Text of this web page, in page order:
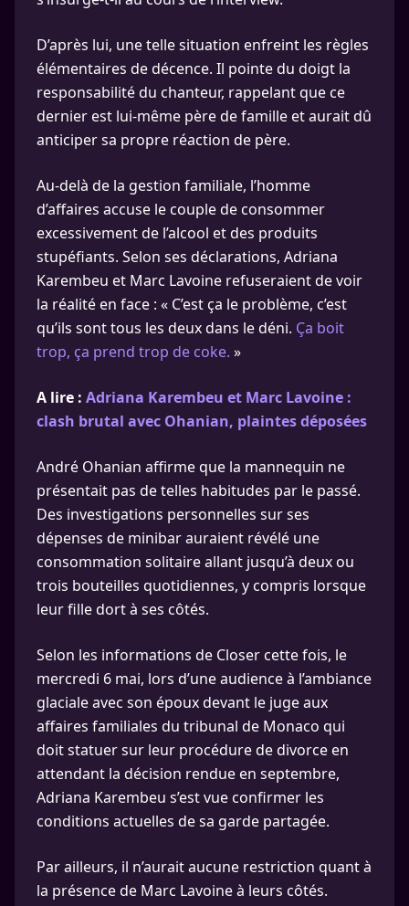
D’après lui, une telle situation enfreint les règles
élémentaires de décence. Il pointe du doigt la
responsabilité du chanteur, rappelant que ce
dernier est lui-même père de famille et aurait dû
anticiper sa propre réaction de père.
Au-delà de la gestion familiale, l’homme
d’affaires accuse le couple de consommer
excessivement de l’alcool et des produits
stupéfiants. Selon ses déclarations, Adriana
Karembeu et Marc Lavoine refuseraient de voir
la réalité en face : « C’est ça le problème, c’est
qu’ils sont tous les deux dans le déni. Ça boit
trop, ça prend trop de coke. »
A lire : Adriana Karembeu et Marc Lavoine :
clash brutal avec Ohanian, plaintes déposées
André Ohanian affirme que la mannequin ne
présentait pas de telles habitudes par le passé.
Des investigations personnelles sur ses
dépenses de minibar auraient révélé une
consommation solitaire allant jusqu’à deux ou
trois bouteilles quotidiennes, y compris lorsque
leur fille dort à ses côtés.
Selon les informations de Closer cette fois, le
mercredi 6 mai, lors d’une audience à l’ambiance
glaciale avec son époux devant le juge aux
affaires familiales du tribunal de Monaco qui
doit statuer sur leur procédure de divorce en
attendant la décision rendue en septembre,
Adriana Karembeu s’est vue confirmer les
conditions actuelles de sa garde partagée.
Par ailleurs, il n’aurait aucune restriction quant à
la présence de Marc Lavoine à leurs côtés.